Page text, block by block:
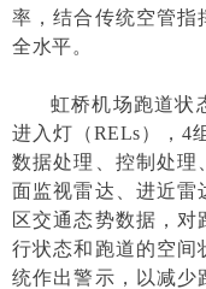
率，结合传统空管指
全水平。
虹桥机场跑道状
进入灯（RELs），4
数据处理、控制处理
面监视雷达、进近雷
区交通态势数据，对
行状态和跑道的空间
统作出警示，以减少